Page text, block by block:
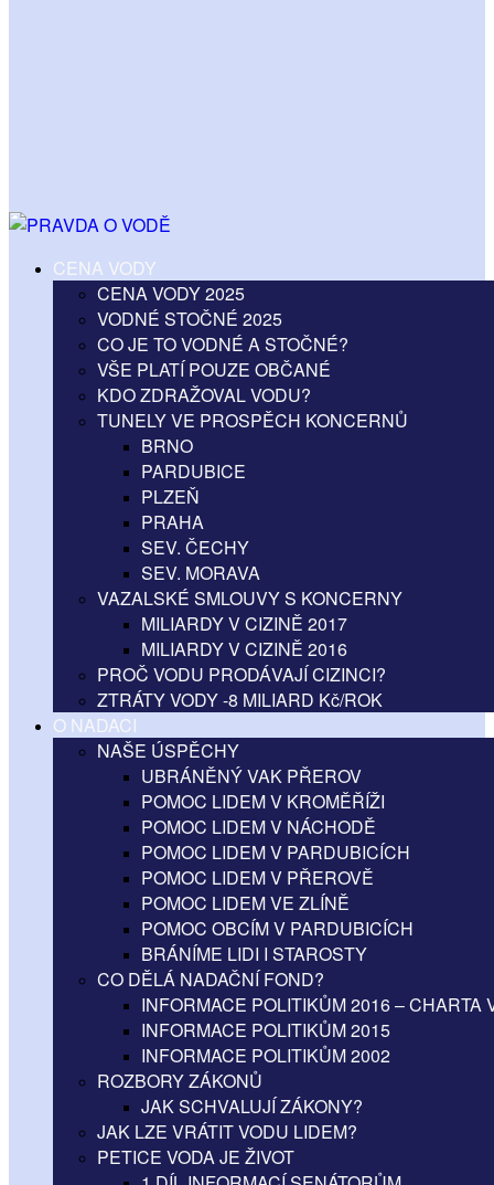
CENA VODY
CENA VODY 2025
VODNÉ STOČNÉ 2025
CO JE TO VODNÉ A STOČNÉ?
VŠE PLATÍ POUZE OBČANÉ
KDO ZDRAŽOVAL VODU?
TUNELY VE PROSPĚCH KONCERNŮ
BRNO
PARDUBICE
PLZEŇ
PRAHA
SEV. ČECHY
SEV. MORAVA
VAZALSKÉ SMLOUVY S KONCERNY
MILIARDY V CIZINĚ 2017
MILIARDY V CIZINĚ 2016
PROČ VODU PRODÁVAJÍ CIZINCI?
ZTRÁTY VODY -8 MILIARD Kč/ROK
O NADACI
NAŠE ÚSPĚCHY
UBRÁNĚNÝ VAK PŘEROV
POMOC LIDEM V KROMĚŘÍŽI
POMOC LIDEM V NÁCHODĚ
POMOC LIDEM V PARDUBICÍCH
POMOC LIDEM V PŘEROVĚ
POMOC LIDEM VE ZLÍNĚ
POMOC OBCÍM V PARDUBICÍCH
BRÁNÍME LIDI I STAROSTY
CO DĚLÁ NADAČNÍ FOND?
INFORMACE POLITIKŮM 2016 – CHARTA
INFORMACE POLITIKŮM 2015
INFORMACE POLITIKŮM 2002
ROZBORY ZÁKONŮ
JAK SCHVALUJÍ ZÁKONY?
JAK LZE VRÁTIT VODU LIDEM?
PETICE VODA JE ŽIVOT